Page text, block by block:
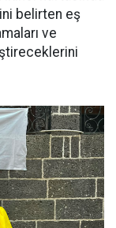
belirten eş
ve